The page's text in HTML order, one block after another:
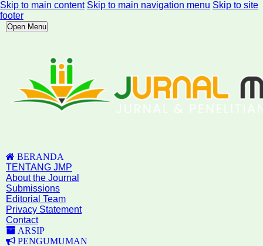
Skip to main content Skip to main navigation menu Skip to site
footer
Open Menu
BERANDA
TENTANG JMP
About the Journal
Submissions
Editorial Team
Privacy Statement
Contact
ARSIP
PENGUMUMAN